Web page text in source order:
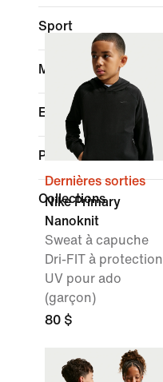
Sport
Marque
Enfant
Promotions et offres
Collections
Dernières sorties
Nike Primary
Nanoknit
Sweat à capuche
Dri-FIT à protection
UV pour ado
(garçon)
80 $